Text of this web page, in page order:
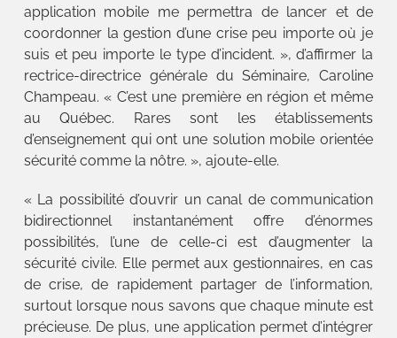
application mobile me permettra de lancer et de
coordonner la gestion d’une crise peu importe où je
suis et peu importe le type d’incident. », d’affirmer la
rectrice-directrice générale du Séminaire, Caroline
Champeau. « C’est une première en région et même
au Québec. Rares sont les établissements
d’enseignement qui ont une solution mobile orientée
sécurité comme la nôtre. », ajoute-elle.
« La possibilité d’ouvrir un canal de communication
bidirectionnel instantanément offre d’énormes
possibilités, l’une de celle-ci est d’augmenter la
sécurité civile. Elle permet aux gestionnaires, en cas
de crise, de rapidement partager de l’information,
surtout lorsque nous savons que chaque minute est
précieuse. De plus, une application permet d’intégrer